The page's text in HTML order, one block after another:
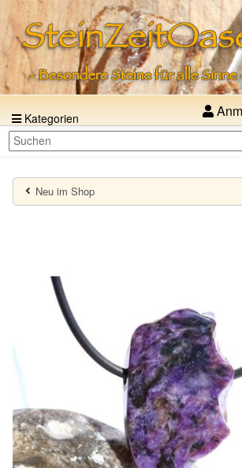
Kategorien
Neu im Shop